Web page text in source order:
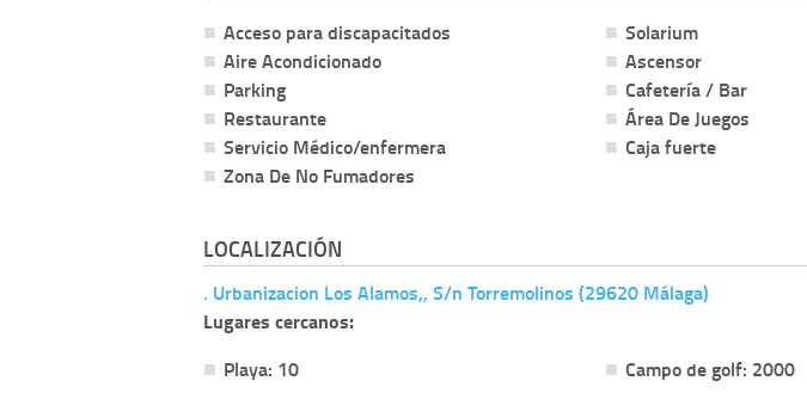
Acceso para discapacitados
Aire Acondicionado
Parking
Restaurante
Servicio Médico/enfermera
Zona De No Fumadores
Solarium
Ascensor
Cafetería / Bar
Área De Juegos
Caja fuerte
LOCALIZACIÓN
. Urbanizacion Los Alamos,, S/n Torremolinos (29620 Málaga)
Lugares cercanos:
Playa: 10
Campo de golf: 2000